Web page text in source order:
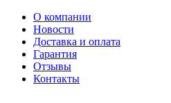
О компании
Новости
Доставка и оплата
Гарантия
Отзывы
Контакты